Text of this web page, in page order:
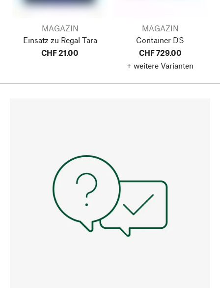
MAGAZIN
Einsatz zu Regal Tara
CHF 21.00
MAGAZIN
Container DS
CHF 729.00
+ weitere Varianten